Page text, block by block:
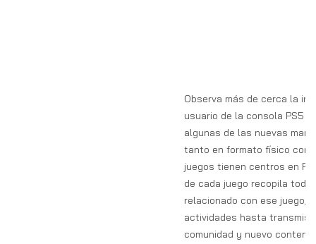
Observa más de cerca la
usuario de la consola PS5 y
algunas de las nuevas
tanto en formato físico
juegos tienen centros en
de cada juego recopila todo
relacionado con ese juego,
actividades hasta
comunidad y nuevo